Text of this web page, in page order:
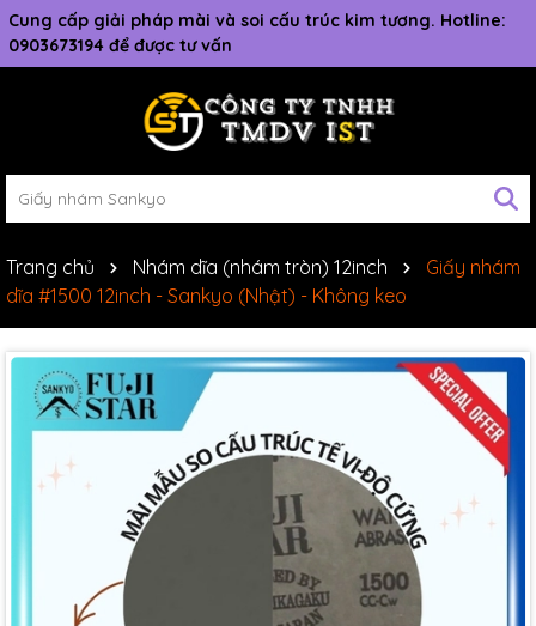
Cung cấp giải pháp mài và soi cấu trúc kim tương. Hotline:
0903673194 để được tư vấn
Trang chủ Nhám dĩa (nhám tròn) 12inch
Giấy nhám
dĩa #1500 12inch - Sankyo (Nhật) - Không keo